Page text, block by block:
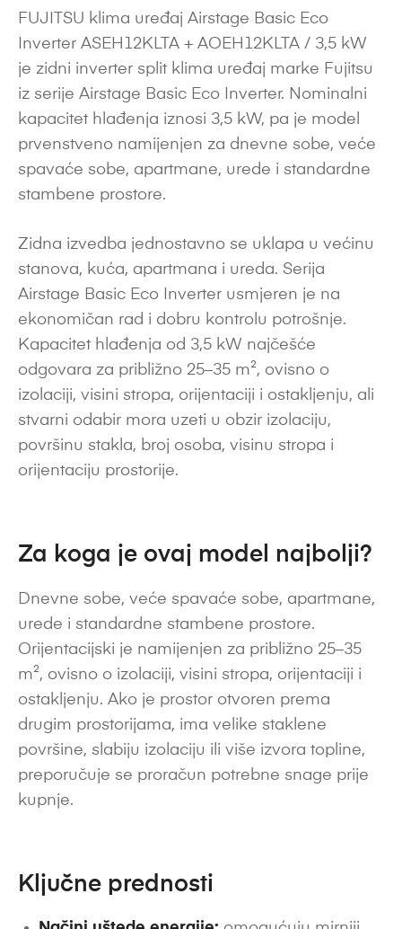
FUJITSU klima uređaj Airstage Basic Eco
Inverter ASEH12KLTA + AOEH12KLTA / 3,5 kW
je zidni inverter split klima uređaj marke Fujitsu
iz serije Airstage Basic Eco Inverter. Nominalni
kapacitet hlađenja iznosi 3,5 kW, pa je model
prvenstveno namijenjen za dnevne sobe, veće
spavaće sobe, apartmane, urede i standardne
stambene prostore.
Zidna izvedba jednostavno se uklapa u većinu
stanova, kuća, apartmana i ureda. Serija
Airstage Basic Eco Inverter usmjeren je na
ekonomičan rad i dobru kontrolu potrošnje.
Kapacitet hlađenja od 3,5 kW najčešće
odgovara za približno 25–35 m², ovisno o
izolaciji, visini stropa, orijentaciji i ostakljenju, ali
stvarni odabir mora uzeti u obzir izolaciju,
površinu stakla, broj osoba, visinu stropa i
orijentaciju prostorije.
Za koga je ovaj model najbolji?
Dnevne sobe, veće spavaće sobe, apartmane,
urede i standardne stambene prostore.
Orijentacijski je namijenjen za približno 25–35
m², ovisno o izolaciji, visini stropa, orijentaciji i
ostakljenju. Ako je prostor otvoren prema
drugim prostorijama, ima velike staklene
površine, slabiju izolaciju ili više izvora topline,
preporučuje se proračun potrebne snage prije
kupnje.
Ključne prednosti